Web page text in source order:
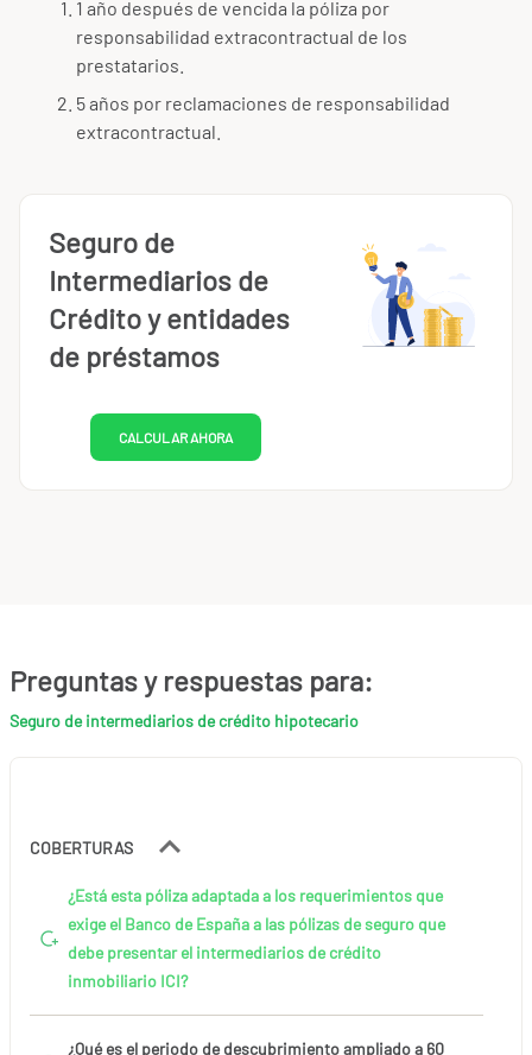
Preguntas y respuestas para:
Seguro de intermediarios de crédito hipotecario
COBERTURAS
¿Está esta póliza adaptada a los requerimientos que
exige el Banco de España a las pólizas de seguro que
debe presentar el intermediarios de crédito
inmobiliario ICI?
¿Qué es el periodo de descubrimiento ampliado a 60
1 año después de vencida la póliza por
responsabilidad extracontractual de los
prestatarios.
5 años por reclamaciones de responsabilidad
extracontractual.
Seguro de
Intermediarios de
Crédito y entidades
de préstamos
CALCULAR AHORA